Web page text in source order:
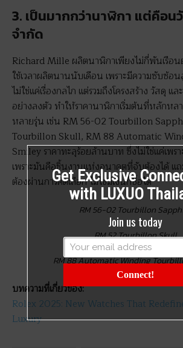
3. เป็นมากกว่านาฬิกา แต่คือน
จำกัด
Richard Mille ผลิตนาฬิกาเพียงไม่กี่พันเรือน
ใช้เวลาผลิตนานนับเดือน เพราะมีความซับซ้อ
ไม่ใช่แค่เรื่องกลไก แต่รวมถึงโครงสร้าง วัสดุ แ
อย่างลงตัว ทำให้ราคานาฬิกาเริ่มต้นที่หลักหล
หลายรุ่น เช่น RM 56-02 Tourbillon
Tourbillon Skull, RM 88 Automatic
Smiley ราคาทะลุร้อยล้านบาท ซึ่งไม่ใช่แค่เพร
เพราะมันคือชิ้นงานแห่งอนาคตที่จับต้องได้ แ
ต้องผ่านการคัดเลือก ไม่ใช่มีเงินก็ซื้อได้
RM 56-02 Tourbillon
RM 52 Tourbillon Skull
RM 88 Automatic Winding
บทความที่เกี่ยวข้อง:
Rolex 2025: New Watches That
Luxury
Get Exclusive
with LUXUO
Join us today
Connect!